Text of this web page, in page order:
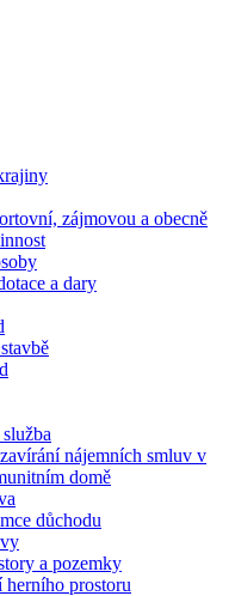
zájmovou a obecně
a dary
nájemních smluv v
domě
důchodu
a pozemky
prostoru